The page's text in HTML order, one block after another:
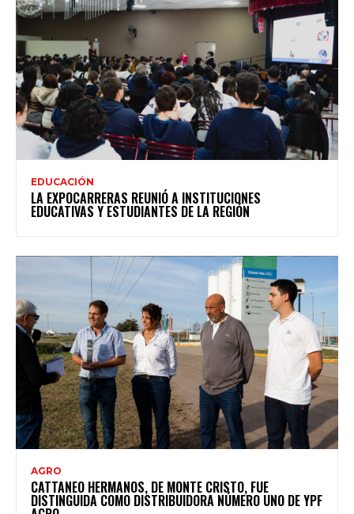
EDUCACIÓN
LA EXPOCARRERAS REUNIÓ A INSTITUCIONES
EDUCATIVAS Y ESTUDIANTES DE LA REGIÓN
AGRO
CATTANEO HERMANOS, DE MONTE CRISTO, FUE
DISTINGUIDA COMO DISTRIBUIDORA NÚMERO UNO DE YPF